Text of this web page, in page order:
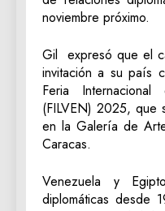
noviembre próximo.
Gil expresó que el
invitación a su país
Feria
(FILVEN) 2025, que
en la Galería de
Caracas.
Venezuela y
diplomáticas desde